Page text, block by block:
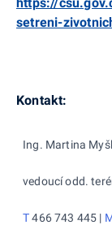
setreni-
Kontakt:
Ing. Martina
vedoucí odd.
T466 743 445 |